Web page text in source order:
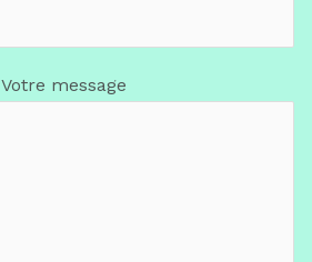
Votre message